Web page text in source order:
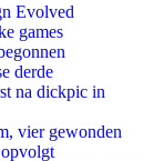
Evolved
games
derde
na dickpic in
vier gewonden